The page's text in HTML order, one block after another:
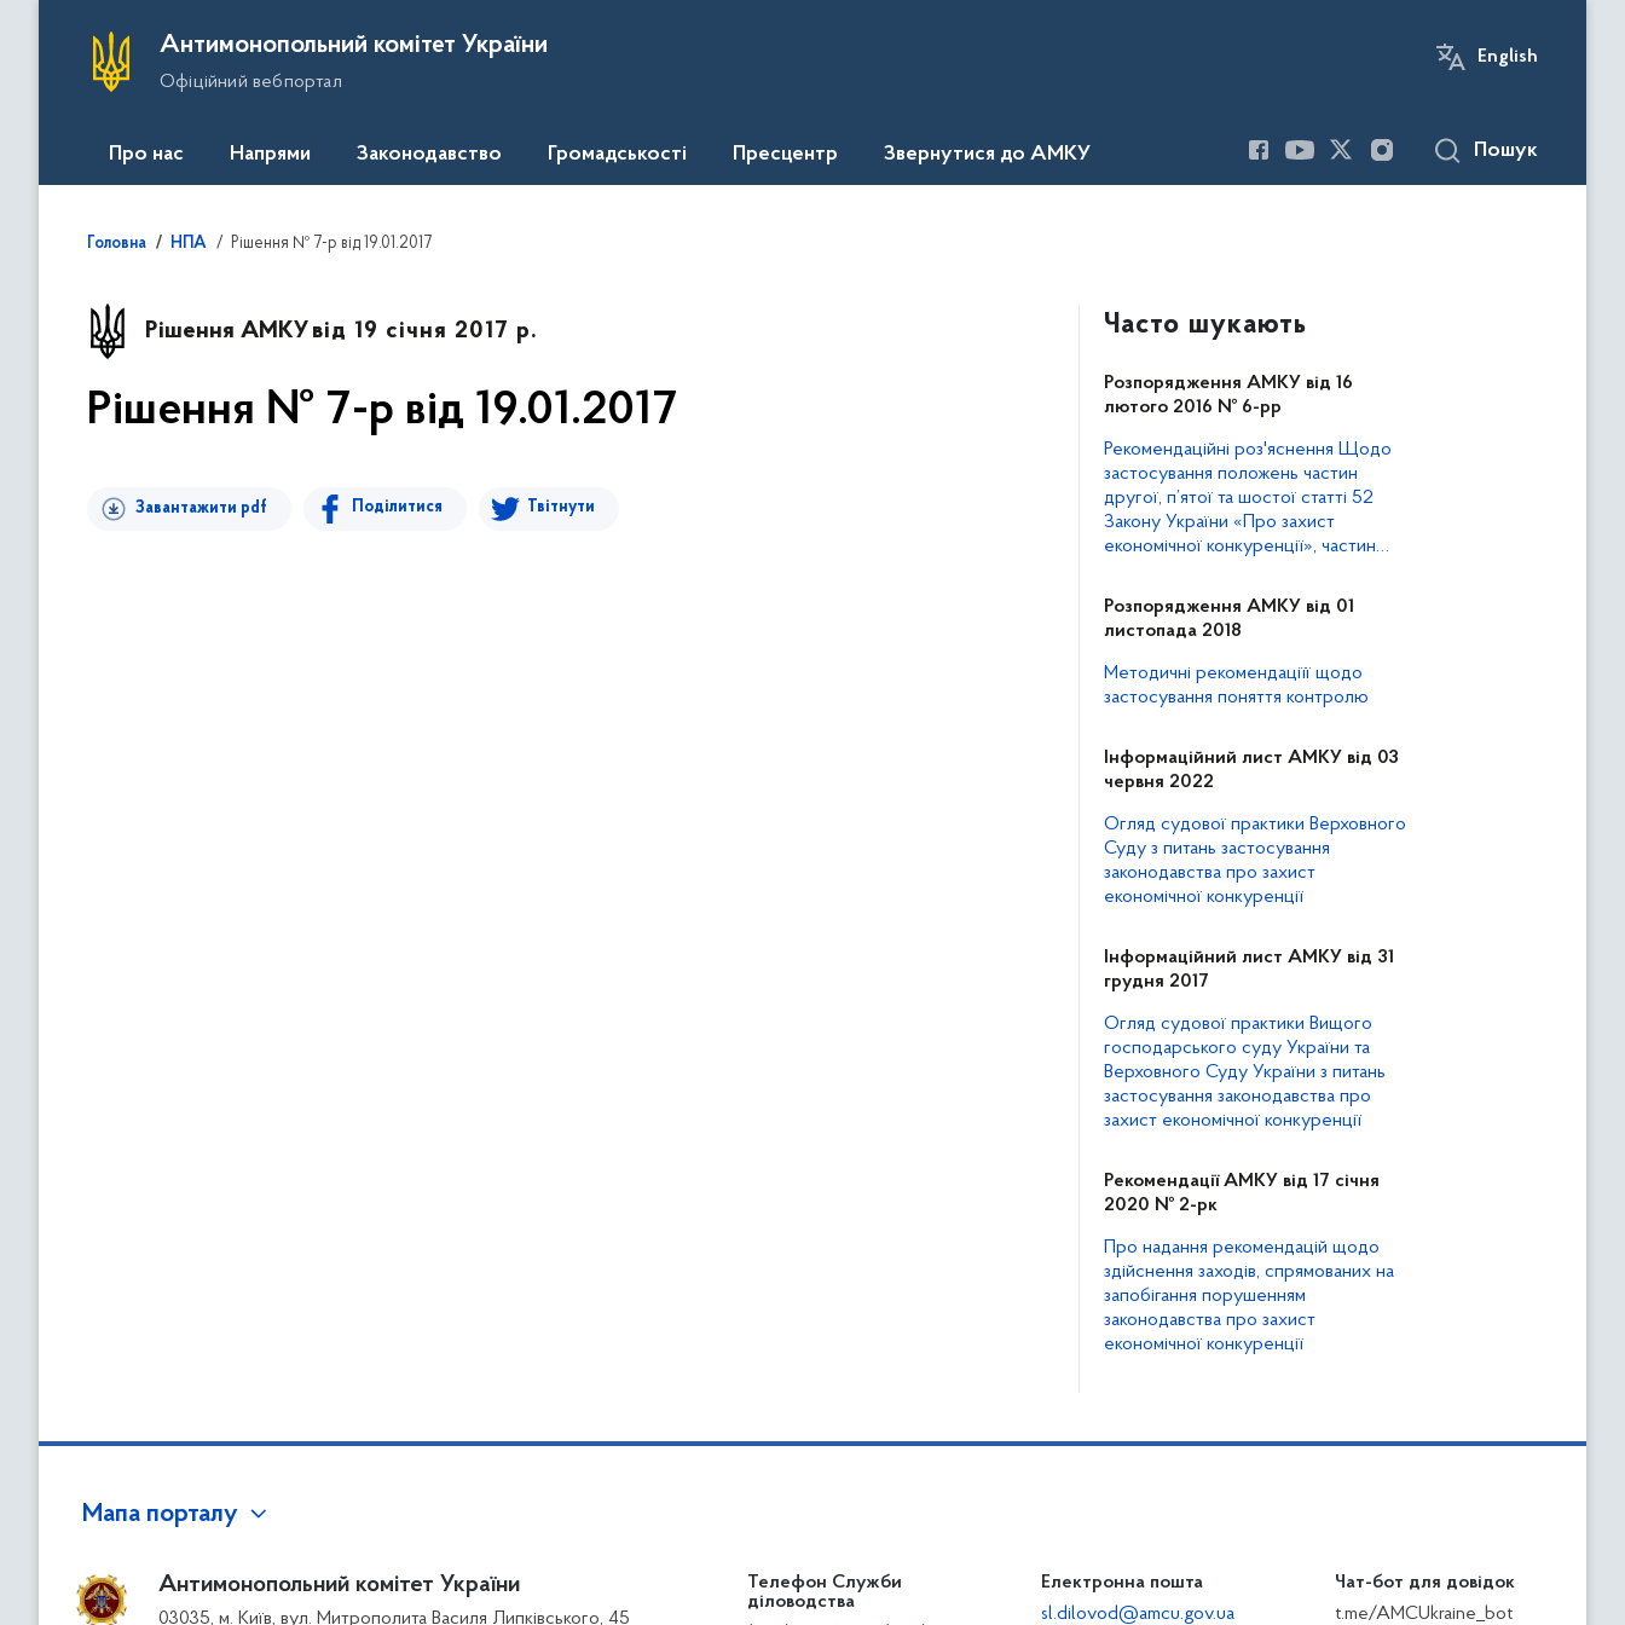
Антимонопольний комітет України
Офіційний вебпортал
English
Про нас Напрями Законодавство Громадськості Пресцентр Звернутися до АМКУ Пошук
Головна НПА Рішення № 7-р від 19.01.2017
Рішення АМКУ від 19 січня 2017 р.
Рішення № 7-р від 19.01.2017
Завантажити pdf Поділитися Твітнути
Часто шукають
Розпорядження АМКУ від 16
лютого 2016 № 6-рр
Рекомендаційні роз'яснення Щодо
застосування положень частин
другої, п’ятої та шостої статті 52
Закону України «Про захист
економічної конкуренції», частин
України «Про захист від
недобросовісної конкуренції»
Розпорядження АМКУ від 01
листопада 2018
Методичні рекомендаціїї щодо
застосування поняття контролю
Інформаційний лист АМКУ від 03
червня 2022
Огляд судової практики Верховного
Суду з питань застосування
законодавства про захист
економічної конкуренції
Інформаційний лист АМКУ від 31
грудня 2017
Огляд судової практики Вищого
господарського суду України та
Верховного Суду України з питань
застосування законодавства про
захист економічної конкуренції
Рекомендації АМКУ від 17 січня
2020 № 2-рк
Про надання рекомендацій щодо
здійснення заходів, спрямованих на
запобігання порушенням
законодавства про захист
економічної конкуренції
Мапа порталу
Антимонопольний комітет України
03035, м. Київ, вул. Митрополита Василя Липківського, 45
Телефон Служби
діловодства
Електронна пошта
sl.dilovod@amcu.gov.ua
Чат-бот для довідок
t.me/AMCUkraine_bot